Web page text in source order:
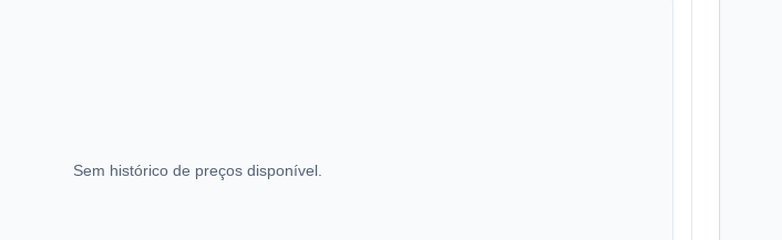
Sem histórico de preços disponível.